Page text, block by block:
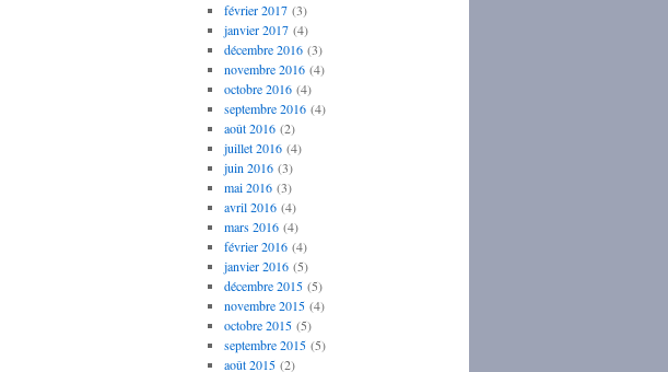
février 2017(3)
janvier 2017(4)
décembre 2016(3)
novembre 2016(4)
octobre 2016(4)
septembre 2016(4)
août 2016(2)
juillet 2016(4)
juin 2016(3)
mai 2016(3)
avril 2016(4)
mars 2016(4)
février 2016(4)
janvier 2016(5)
décembre 2015(5)
novembre 2015(4)
octobre 2015(5)
septembre 2015(5)
août 2015(2)